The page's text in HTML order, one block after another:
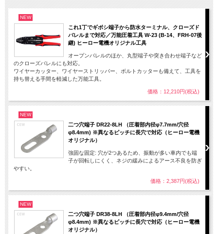
NEW
これ1丁でギボシ端子から防水ターミナル、クローズド
バレルまで対応／万能圧着工具 W-23 (B-14、FRH-07後
継) ヒーロー電機オリジナル工具
オープンバレルのほか、丸型端子や突き合わせ端子など
のクローズバレルにも対応。
ワイヤーカッター、ワイヤーストリッパー、ボルトカッターも備えて、工具を
持ち替える手間を軽減した万能工具。
価格：12,210円(税込)
NEW
二つ穴端子 DR22-8LH （圧着部内径φ7.7mm/穴径
φ8.4mm) ※異なるピッチに長穴で対応（ヒーロー電機
オリジナル）
強固な固定: 穴が2つあるため、振動が多い車内でも端
子が回転しにくく、ネジの緩みによるアース不良を防ぎ
やすい。
価格：2,387円(税込)
NEW
二つ穴端子 DR38-8LH （圧着部内径φ9.4mm/穴径
φ8.4mm) ※異なるピッチに長穴で対応（ヒーロー電機
オリジナル）